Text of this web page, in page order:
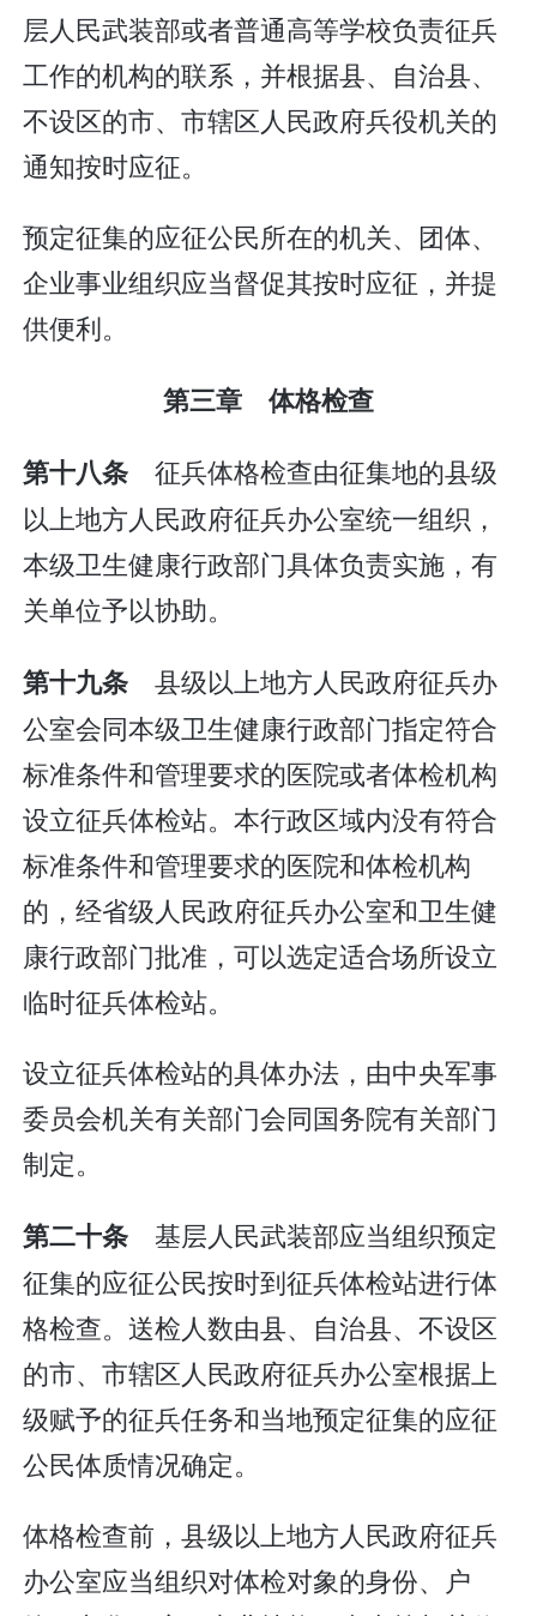
层人民武装部或者普通高等学校负责征兵
工作的机构的联系，并根据县、自治县、
不设区的市、市辖区人民政府兵役机关的
通知按时应征。
预定征集的应征公民所在的机关、团体、
企业事业组织应当督促其按时应征，并提
供便利。
第三章 体格检查
第十八条 征兵体格检查由征集地的县级
以上地方人民政府征兵办公室统一组织，
本级卫生健康行政部门具体负责实施，有
关单位予以协助。
第十九条 县级以上地方人民政府征兵办
公室会同本级卫生健康行政部门指定符合
标准条件和管理要求的医院或者体检机构
设立征兵体检站。本行政区域内没有符合
标准条件和管理要求的医院和体检机构
的，经省级人民政府征兵办公室和卫生健
康行政部门批准，可以选定适合场所设立
临时征兵体检站。
设立征兵体检站的具体办法，由中央军事
委员会机关有关部门会同国务院有关部门
制定。
第二十条 基层人民武装部应当组织预定
征集的应征公民按时到征兵体检站进行体
格检查。送检人数由县、自治县、不设区
的市、市辖区人民政府征兵办公室根据上
级赋予的征兵任务和当地预定征集的应征
公民体质情况确定。
体格检查前，县级以上地方人民政府征兵
办公室应当组织对体检对象的身份、户